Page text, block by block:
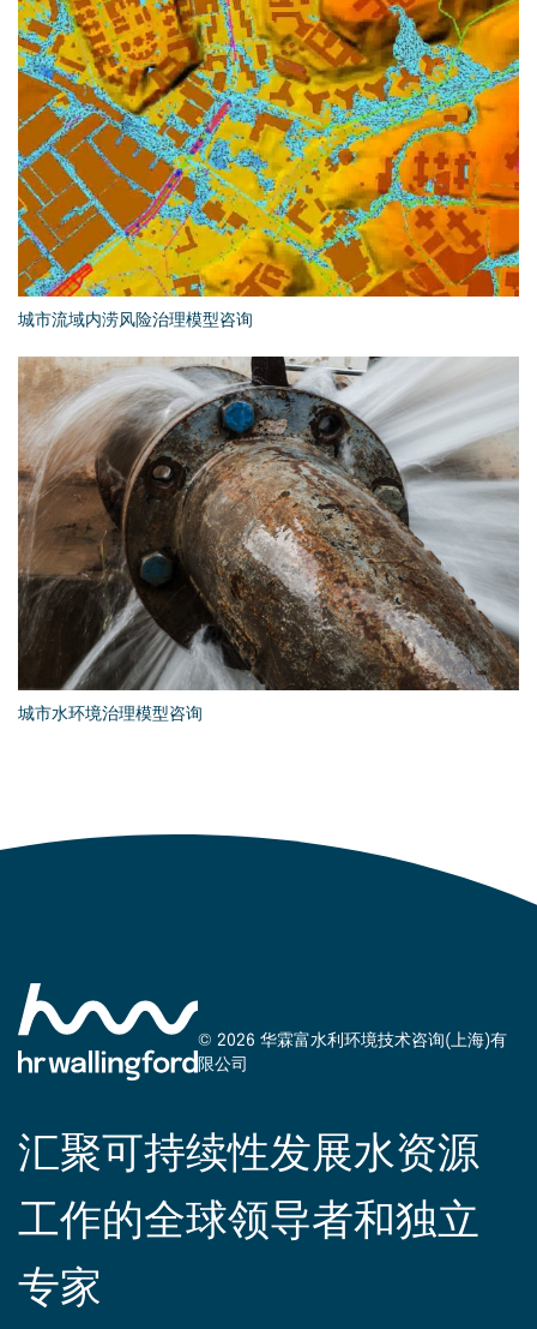
城市流域内涝风险治理模型咨询
城市水环境治理模型咨询
汇聚可持续性发展水资源
工作的全球领导者和独立
专家
© 2026 华霖富水利环境技术咨询(上海)有
限公司